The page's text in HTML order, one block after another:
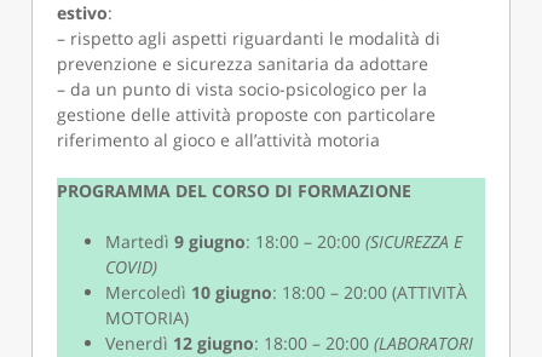
estivo:
– rispetto agli aspetti riguardanti le modalità di
prevenzione e sicurezza sanitaria da adottare
– da un punto di vista socio-psicologico per la
gestione delle attività proposte con particolare
riferimento al gioco e all’attività motoria
PROGRAMMA DEL CORSO DI FORMAZIONE
Martedì9 giugno: 18:00 – 20:00(SICUREZZA E
COVID)
Mercoledì 10 giugno: 18:00 – 20:00 (ATTIVITÀ
MOTORIA)
Venerdì 12 giugno: 18:00 – 20:00(LABORATORI